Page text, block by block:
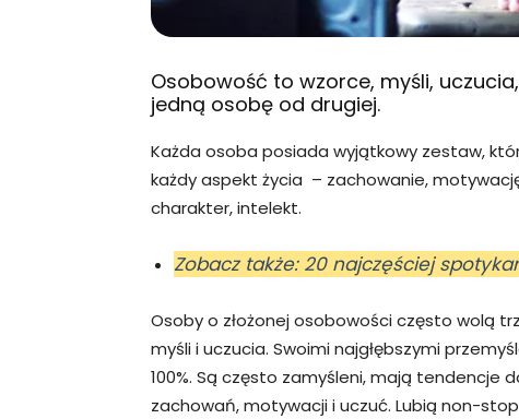
Osobowość to wzorce, myśli,
jedną osobę od drugiej.
Każda osoba posiada wyjątkowy zestaw,
każdy aspekt życia – zachowanie,
charakter, intelekt.
Zobacz także: 20 najczęściej
Osoby o złożonej osobowości często wolą
myśli i uczucia. Swoimi najgłębszymi
100%. Są często zamyśleni, mają tendencje
zachowań, motywacji i uczuć. Lubią non-